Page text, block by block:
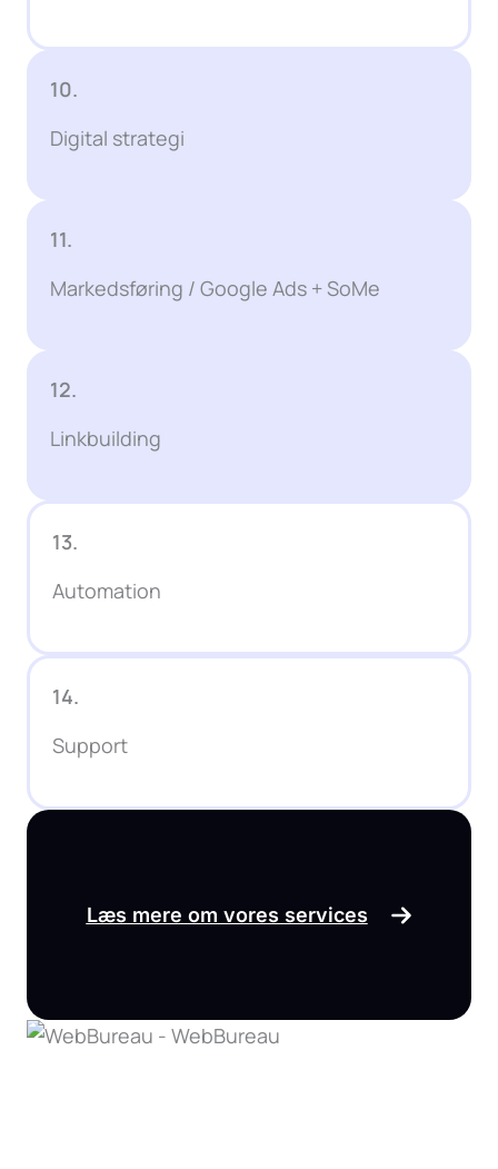
10.
Digital strategi
11.
Markedsføring / Google Ads + SoMe
12.
Linkbuilding
13.
Automation
14.
Support
Læs mere om vores services